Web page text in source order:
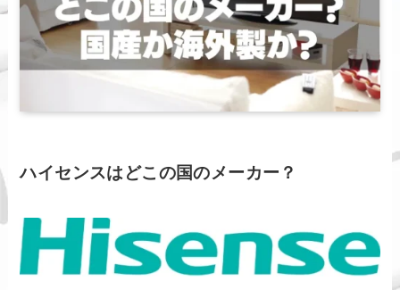
ハイセンスはどこの国のメーカー？